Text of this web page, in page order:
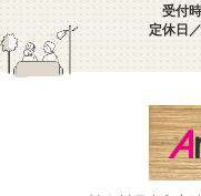
受付
定休日